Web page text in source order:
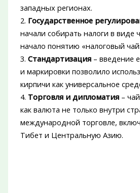
западных регионах.
2. Государственное
начали собирать налоги в виде
начало понятию «налоговый
3. Стандартизация– введение
и маркировки позволило
кирпичи как универсальное
4. Торговля и дипломатия– чай
как валюта не только внутри
международной торговле,
Тибет и Центральную Азию.